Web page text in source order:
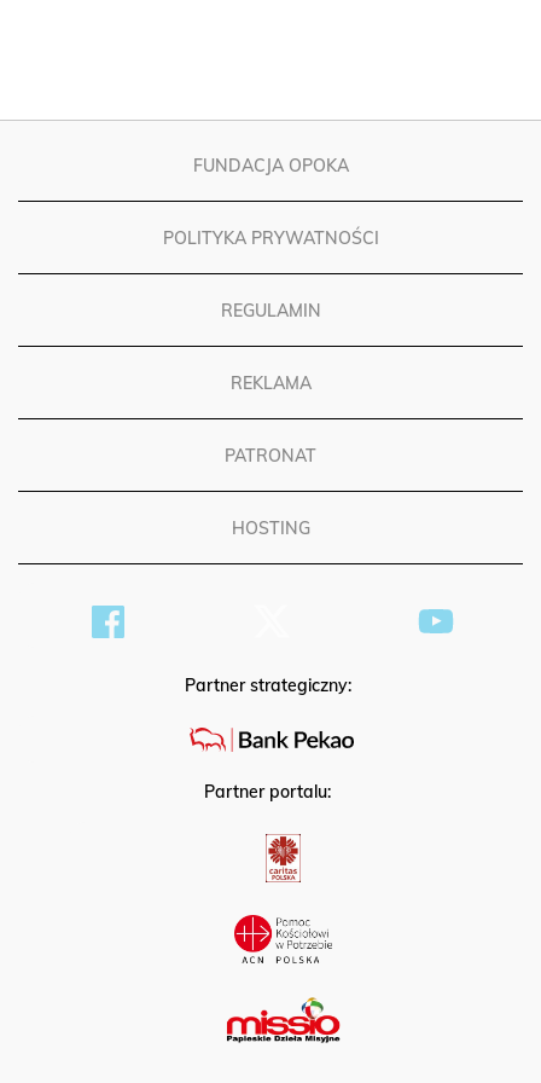
FUNDACJA OPOKA
POLITYKA PRYWATNOŚCI
REGULAMIN
REKLAMA
PATRONAT
HOSTING
Partner strategiczny:
Partner portalu: